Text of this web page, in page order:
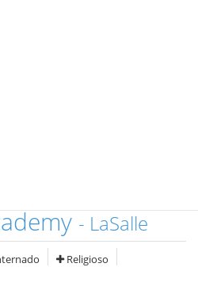
- LaSalle
Religioso